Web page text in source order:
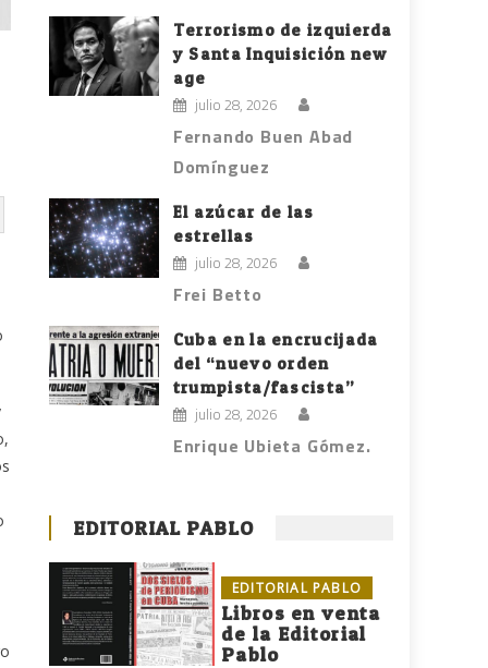
Terrorismo de izquierda
y Santa Inquisición new
age
julio 28, 2026
Fernando Buen Abad
Domínguez
El azúcar de las
estrellas
julio 28, 2026
Frei Betto
Cuba en la encrucijada
del “nuevo orden
trumpista/fascista”
julio 28, 2026
Enrique Ubieta Gómez.
EDITORIAL PABLO
EDITORIAL PABLO
Libros en venta
de la Editorial
Pablo